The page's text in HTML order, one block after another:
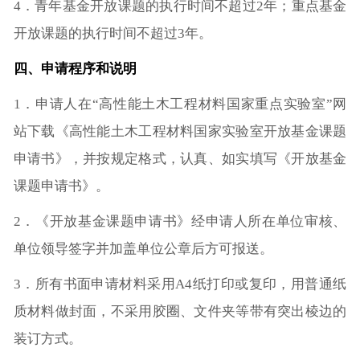
4．青年基金开放课题的执行时间不超过2年；重点基金
开放课题的执行时间不超过3年。
四、申请程序和说明
1．申请人在“高性能土木工程材料国家重点实验室”网
站下载《高性能土木工程材料国家实验室开放基金课题
申请书》，并按规定格式，认真、如实填写《开放基金
课题申请书》。
2．《开放基金课题申请书》经申请人所在单位审核、
单位领导签字并加盖单位公章后方可报送。
3．所有书面申请材料采用A4纸打印或复印，用普通纸
质材料做封面，不采用胶圈、文件夹等带有突出棱边的
装订方式。